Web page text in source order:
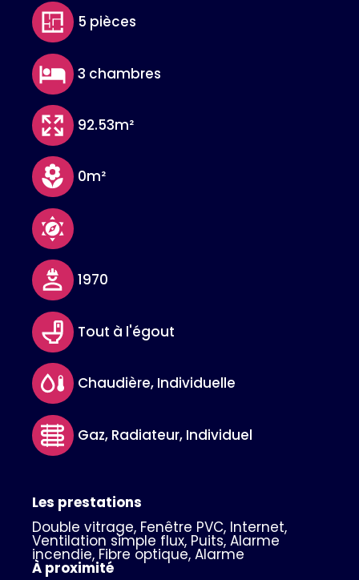
5 pièces
3 chambres
92.53m²
0m²
1970
Tout à l'égout
Chaudière, Individuelle
Gaz, Radiateur, Individuel
Les prestations
Double vitrage, Fenêtre PVC, Internet,
Ventilation simple flux, Puits, Alarme
incendie, Fibre optique, Alarme
À proximité